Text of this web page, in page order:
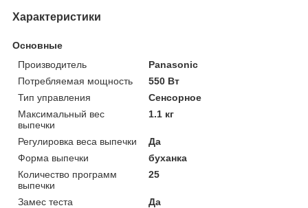
Характеристики
Основные
Производитель
Panasonic
Потребляемая мощность
550 Вт
Тип управления
Сенсорное
Максимальный вес
выпечки
1.1 кг
Регулировка веса выпечки
Да
Форма выпечки
буханка
Количество программ
выпечки
25
Замес теста
Да